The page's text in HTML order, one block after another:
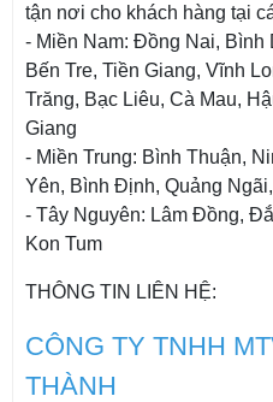
tận nơi cho khách hàng tại
- Miền Nam: Đồng Nai, Bình
Bến Tre, Tiền Giang, Vĩnh
Trăng, Bạc Liêu, Cà Mau,
Giang
- Miền Trung: Bình Thuận,
Yên, Bình Định, Quảng
- Tây Nguyên: Lâm Đồng,
Kon Tum
THÔNG TIN LIÊN HỆ:
CÔNG TY TNHH
THÀNH